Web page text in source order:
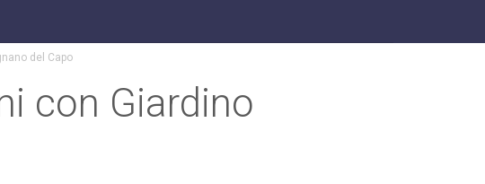
del Capo
con Giardino